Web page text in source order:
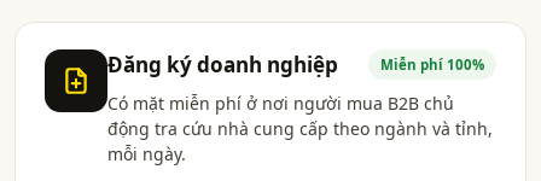
Đăng ký doanh nghiệp Miễn phí 100%
Có mặt miễn phí ở nơi người mua B2B chủ
động tra cứu nhà cung cấp theo ngành và tỉnh,
mỗi ngày.